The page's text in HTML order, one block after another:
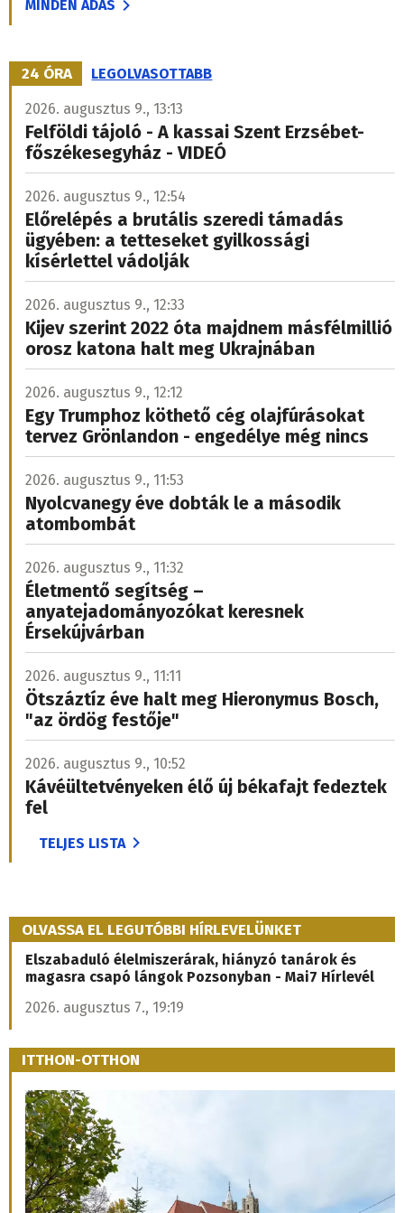
MINDEN ADÁS
24 ÓRA LEGOLVASOTTABB
2026. augusztus 9., 13:13
Felföldi tájoló - A kassai Szent Erzsébet-
főszékesegyház - VIDEÓ
2026. augusztus 9., 12:54
Előrelépés a brutális szeredi támadás
ügyében: a tetteseket gyilkossági
kísérlettel vádolják
2026. augusztus 9., 12:33
Kijev szerint 2022 óta majdnem másfélmillió
orosz katona halt meg Ukrajnában
2026. augusztus 9., 12:12
Egy Trumphoz köthető cég olajfúrásokat
tervez Grönlandon - engedélye még nincs
2026. augusztus 9., 11:53
Nyolcvanegy éve dobták le a második
atombombát
2026. augusztus 9., 11:32
Életmentő segítség –
anyatejadományozókat keresnek
Érsekújvárban
2026. augusztus 9., 11:11
Ötszáztíz éve halt meg Hieronymus Bosch,
"az ördög festője"
2026. augusztus 9., 10:52
Kávéültetvényeken élő új békafajt fedeztek
fel
TELJES LISTA
OLVASSA EL LEGUTÓBBI HÍRLEVELÜNKET
Elszabaduló élelmiszerárak, hiányzó tanárok és
magasra csapó lángok Pozsonyban - Mai7 Hírlevél
2026. augusztus 7., 19:19
ITTHON-OTTHON